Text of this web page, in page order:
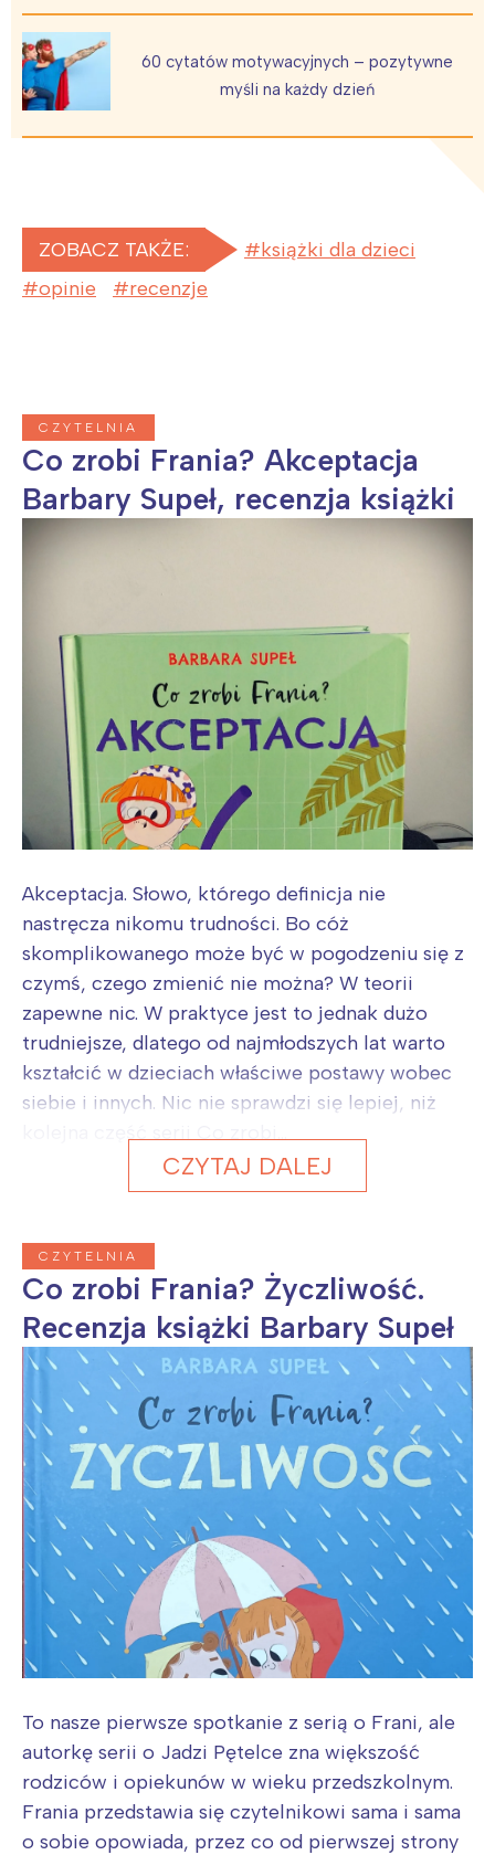
60 cytatów motywacyjnych – pozytywne
myśli na każdy dzień
ZOBACZ TAKŻE:
książki dla dzieci
opinie
recenzje
CZYTELNIA
Co zrobi Frania? Akceptacja
Barbary Supeł, recenzja książki
Akceptacja. Słowo, którego definicja nie
nastręcza nikomu trudności. Bo cóż
skomplikowanego może być w pogodzeniu się z
czymś, czego zmienić nie można? W teorii
zapewne nic. W praktyce jest to jednak dużo
trudniejsze, dlatego od najmłodszych lat warto
kształcić w dzieciach właściwe postawy wobec
siebie i innych. Nic nie sprawdzi się lepiej, niż
CZYTAJ DALEJ
CZYTELNIA
Co zrobi Frania? Życzliwość.
Recenzja książki Barbary Supeł
To nasze pierwsze spotkanie z serią o Frani, ale
autorkę serii o Jadzi Pętelce zna większość
rodziców i opiekunów w wieku przedszkolnym.
Frania przedstawia się czytelnikowi sama i sama
o sobie opowiada, przez co od pierwszej strony